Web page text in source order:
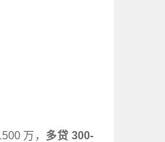
万， 多贷 300-